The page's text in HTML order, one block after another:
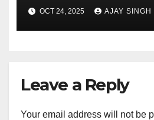
OCT 24, 2025 AJAY SINGH
Leave a Reply
Your email address will not be